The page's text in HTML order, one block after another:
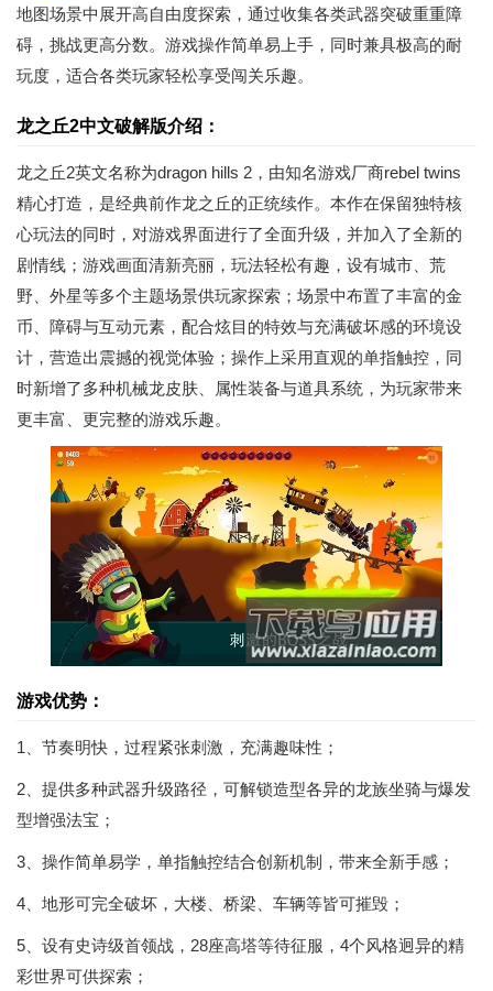
地图场景中展开高自由度探索，通过收集各类武器突破重重障
碍，挑战更高分数。游戏操作简单易上手，同时兼具极高的耐
玩度，适合各类玩家轻松享受闯关乐趣。
龙之丘2中文破解版介绍：
龙之丘2英文名称为dragon hills 2，由知名游戏厂商rebel twins
精心打造，是经典前作龙之丘的正统续作。本作在保留独特核
心玩法的同时，对游戏界面进行了全面升级，并加入了全新的
剧情线；游戏画面清新亮丽，玩法轻松有趣，设有城市、荒
野、外星等多个主题场景供玩家探索；场景中布置了丰富的金
币、障碍与互动元素，配合炫目的特效与充满破坏感的环境设
计，营造出震撼的视觉体验；操作上采用直观的单指触控，同
时新增了多种机械龙皮肤、属性装备与道具系统，为玩家带来
更丰富、更完整的游戏乐趣。
游戏优势：
1、节奏明快，过程紧张刺激，充满趣味性；
2、提供多种武器升级路径，可解锁造型各异的龙族坐骑与爆发
型增强法宝；
3、操作简单易学，单指触控结合创新机制，带来全新手感；
4、地形可完全破坏，大楼、桥梁、车辆等皆可摧毁；
5、设有史诗级首领战，28座高塔等待征服，4个风格迥异的精
彩世界可供探索；